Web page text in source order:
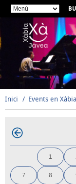
Inici Events en Xàbia
1
7 8